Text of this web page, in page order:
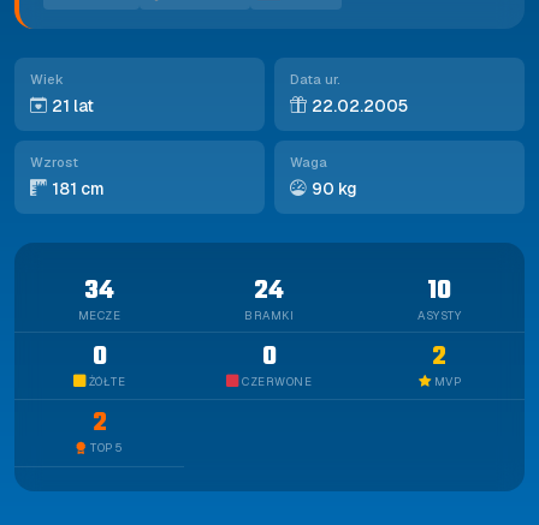
Wiek
21 lat
Data ur.
22.02.2005
Wzrost
181 cm
Waga
90 kg
34
MECZE
24
BRAMKI
10
ASYSTY
0
ŻÓŁTE
0
CZERWONE
2
MVP
2
TOP 5